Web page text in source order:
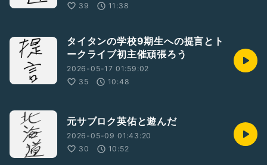
39
11:38
タイタンの学校9期生への提言とト
ークライブ初主催頑張ろう
2026-05-17 01:59:02
35
10:48
元サブロク英佑と遊んだ
2026-05-09 01:43:20
30
10:52